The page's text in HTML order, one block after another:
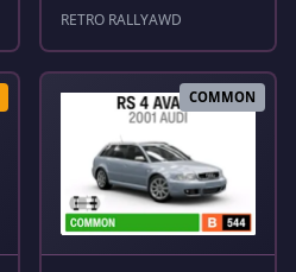
RETRO RALLYAWD
COMMON